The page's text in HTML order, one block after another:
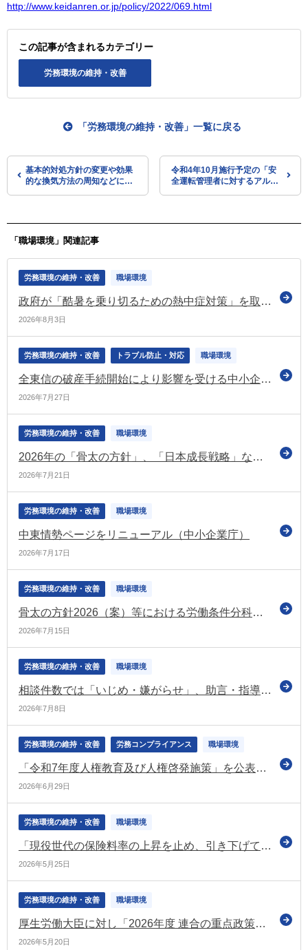
http://www.keidanren.or.jp/policy/2022/069.html
この記事が含まれるカテゴリー
労務環境の維持・改善
基本的対処方針の変更や効果
的な換気方法の周知などにつ
「労務環境の維持・改善」一覧に戻る
令和4年10月施行予定の「安
全運転管理者に対するアルコ
施（警察庁）
「職場環境」関連記事
労務環境の維持・改善 職場環境
政府が「酷暑を乗り切るための熱中症対策」を取りまとめ 高齢者・子供・労働者の熱中症対策を推進
2026年8月3日
労務環境の維持・改善 トラブル防止・対応 職場環境
全東信の破産手続開始により影響を受ける中小企業・小規模事業者への支援を実施（経産省）
2026年7月27日
労務環境の維持・改善 職場環境
2026年の「骨太の方針」、「日本成長戦略」などを決定
2026年7月21日
労務環境の維持・改善 職場環境
中東情勢ページをリニューアル（中小企業庁）
2026年7月17日
労務環境の維持・改善 職場環境
骨太の方針2026（案）等における労働条件分科会に関係する部分を紹介（労政審の労働条件分科会）
2026年7月15日
労務環境の維持・改善 職場環境
相談件数では「いじめ・嫌がらせ」、助言・指導の申出件数では「労働条件の引き下げ」、あっせんの申請件数では「解雇」がトップ（令和7年度の個別労働紛争の状況）
2026年7月8日
労務環境の維持・改善 労務コンプライアンス 職場環境
「令和7年度人権教育及び人権啓発施策」を公表 ビジネスと人権や職場におけるハラスメント対策についても掲載（法務省）
2026年6月29日
労務環境の維持・改善 職場環境
「現役世代の保険料率の上昇を止め、引き下げていく」 令和8年度中に改革の具体化と工程の明確化を図る（経済財政諮問会議）
2026年5月25日
労務環境の維持・改善 職場環境
厚生労働大臣に対し「2026年度 連合の重点政策」について要請（連合）
2026年5月20日